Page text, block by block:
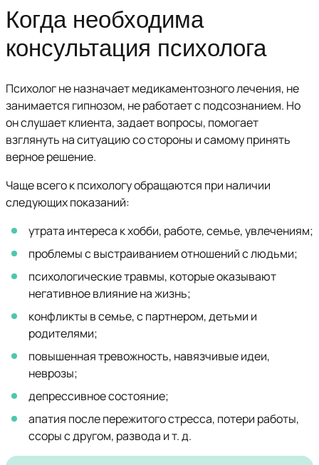
Когда необходима
консультация психолога
Психолог не назначает медикаментозного лечения, не
занимается гипнозом, не работает с подсознанием. Но
он слушает клиента, задает вопросы, помогает
взглянуть на ситуацию со стороны и самому принять
верное решение.
Чаще всего к психологу обращаются при наличии
следующих показаний:
утрата интереса к хобби, работе, семье, увлечениям;
проблемы с выстраиванием отношений с людьми;
психологические травмы, которые оказывают
негативное влияние на жизнь;
конфликты в семье, с партнером, детьми и
родителями;
повышенная тревожность, навязчивые идеи,
неврозы;
депрессивное состояние;
апатия после пережитого стресса, потери работы,
ссоры с другом, развода и т. д.